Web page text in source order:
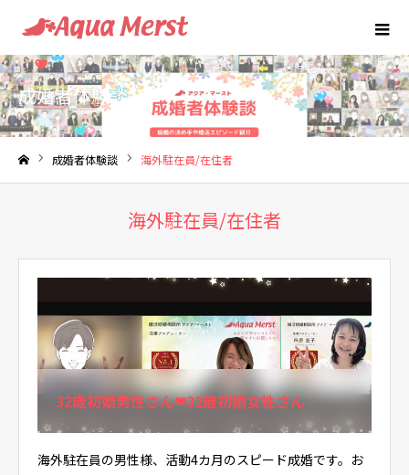
成婚者体験談
成婚者体験談 海外駐在員/在住者
海外駐在員/在住者
32歳初婚男性さん❤32歳初婚女性さん
海外駐在員の男性様、活動4カ月のスピード成婚です。お